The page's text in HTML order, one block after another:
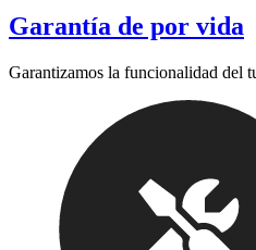
Garantía de por vida
Garantizamos la funcionalidad del